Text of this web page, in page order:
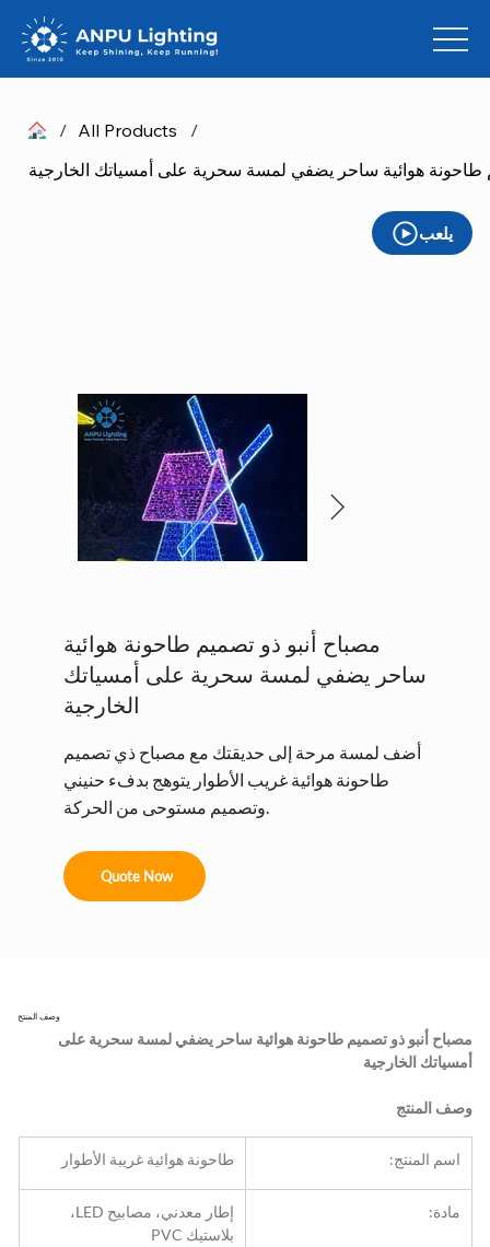
/ All Products
/
طاحونة هوائية ساحر يضفي لمسة سحرية على أمسياتك الخارجية
يلعب
مصباح أنبو ذو تصميم طاحونة هوائية
ساحر يضفي لمسة سحرية على أمسياتك
الخارجية
أضف لمسة مرحة إلى حديقتك مع مصباح ذي تصميم
طاحونة هوائية غريب الأطوار يتوهج بدفء حنيني
Quote Now
وصف المنتج
مصباح أنبو ذو تصميم طاحونة هوائية ساحر يضفي لمسة سحرية على
أمسياتك الخارجية
وصف المنتج
اسم المنتج: طاحونة هوائية غريبة الأطوار
مادة:
إطار معدني، مصابيح LED،
بلاستيك PVC